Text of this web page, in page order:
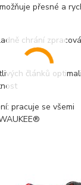
přesné a
chrání
článků
pracuje se všemi